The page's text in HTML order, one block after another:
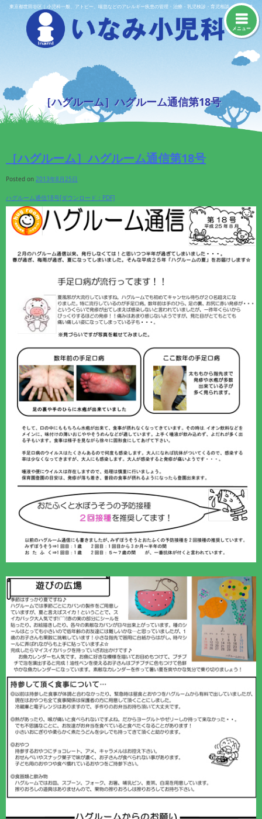
Skip東京都世田谷区｜小児科一般、アトピー、喘息などのアレルギー疾患の管理・治療・乳児検診・育児相談・予防接種
メニュー
［ハグルーム］ハグルーム通信第18号
［ハグルーム］ハグルーム通信第18号
Posted on 2013年8月25日
ハグルーム通信18号[ダウンロード：PDF]